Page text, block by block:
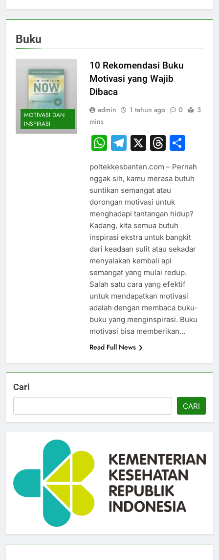
Buku
MOTIVASI DAN
INSPIRASI
10 Rekomendasi Buku
Motivasi yang Wajib
Dibaca
admin 1 tahun ago 0
3
mins
WhatsApp
Telegram
X
poltekkesbanten.com – Pernah
nggak sih, kamu merasa butuh
suntikan semangat atau
dorongan motivasi untuk
menghadapi tantangan hidup?
Kadang, kita semua butuh
inspirasi ekstra untuk bangkit
dari keadaan sulit atau sekadar
menyalakan kembali api
semangat yang mulai redup.
Salah satu cara yang efektif
untuk mendapatkan motivasi
adalah dengan membaca buku-
buku yang menginspirasi. Buku
motivasi bisa memberikan…
Read Full News
Cari
CARI